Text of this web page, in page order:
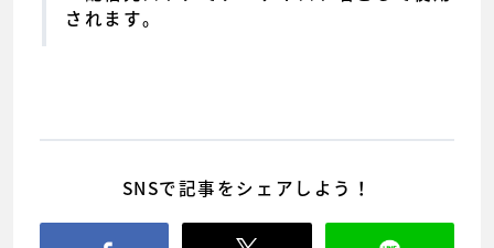
されます。
SNSで記事をシェアしよう！